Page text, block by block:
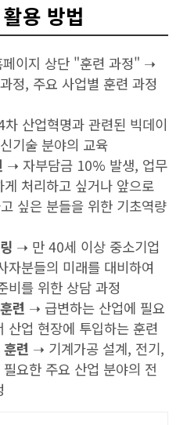
용 방법
페이지 상단 "훈련 과정" ➝
정, 주요 사업별 훈련 과정
산업혁명과 관련된 빅데이
기술 분야의 교육
➝ 자부담금 10% 발생, 업무
처리하고 싶거나 앞으로
싶은 분들을 위한 기초역량
➝ 만 40세 이상 중소기업
자분들의 미래를 대비하여
비를 위한 상담 과정
련 ➝ 급변하는 산업에 필요
산업 현장에 투입하는 훈련
련 ➝ 기계가공 설계, 전기,
요한 주요 산업 분야의 전